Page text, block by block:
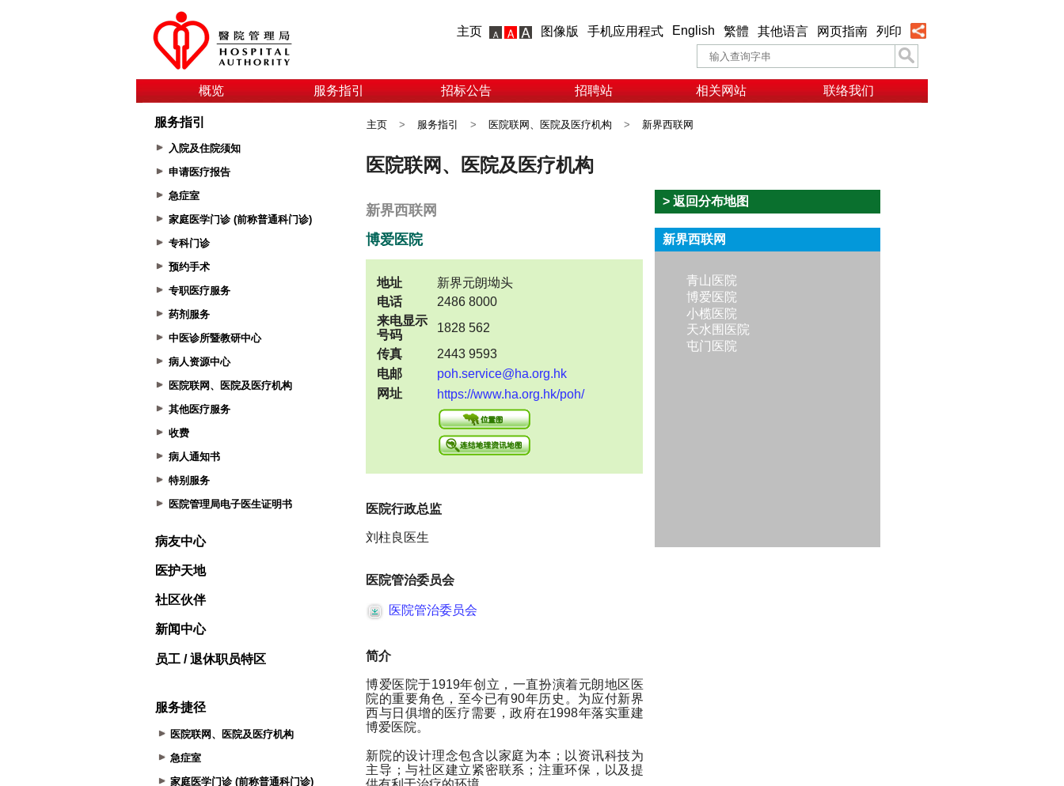
主页 图像版 手机应用程式 English 繁體 其他语言 网页指南 列印
概览 服务指引 招标公告 招聘站 相关网站 联络我们
服务指引
入院及住院须知
申请医疗报告
急症室
家庭医学门诊 (前称普通科门诊)
专科门诊
预约手术
专职医疗服务
药剂服务
中医诊所暨教研中心
病人资源中心
医院联网、医院及医疗机构
其他医疗服务
收费
病人通知书
特别服务
医院管理局电子医生证明书
病友中心
医护天地
社区伙伴
新闻中心
员工 / 退休职员特区
服务捷径
医院联网、医院及医疗机构
急症室
家庭医学门诊 (前称普通科门诊)
主页 > 服务指引 > 医院联网、医院及医疗机构 > 新界西联网